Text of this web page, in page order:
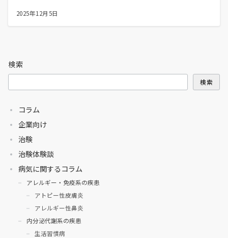
2025年12月5日
検索
検索
コラム
企業向け
治験
治験体験談
病気に関するコラム
アレルギー・免疫系の疾患
アトピー性皮膚炎
アレルギー性鼻炎
内分泌代謝系の疾患
生活習慣病